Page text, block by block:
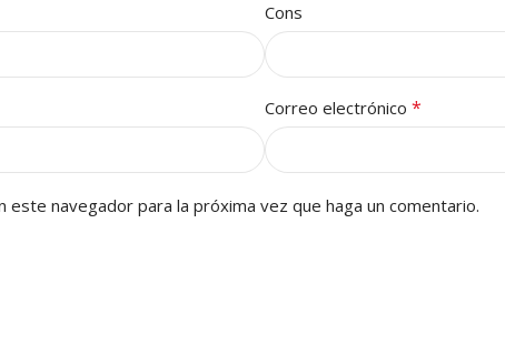
Cons
Correo electrónico *
navegador para la próxima vez que haga un comentario.